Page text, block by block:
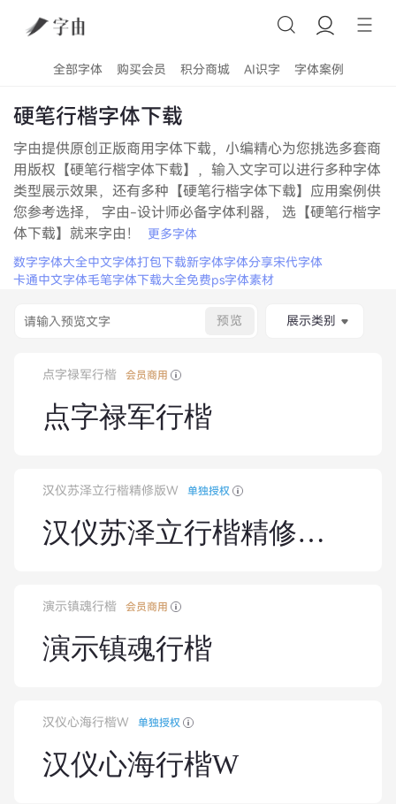
全部字体 购买会员 积分商城 AI识字 字体案例
硬笔行楷字体下载
字由提供原创正版商用字体下载，小编精心为您挑选多套商
用版权【硬笔行楷字体下载】，输入文字可以进行多种字体
类型展示效果，还有多种【硬笔行楷字体下载】应用案例供
您参考选择， 字由-设计师必备字体利器， 选【硬笔行楷字
体下载】就来字由！
更多字体
数字字体大全中文字体打包下载新字体字体分享宋代字体
卡通中文字体毛笔字体下载大全免费ps字体素材
预览 展示类别
点字禄军行楷 会员商用
点字禄军行楷
汉仪苏泽立行楷精修版W 单独授权
汉仪苏泽立行楷精修版W
演示镇魂行楷 会员商用
演示镇魂行楷
汉仪心海行楷W 单独授权
汉仪心海行楷W